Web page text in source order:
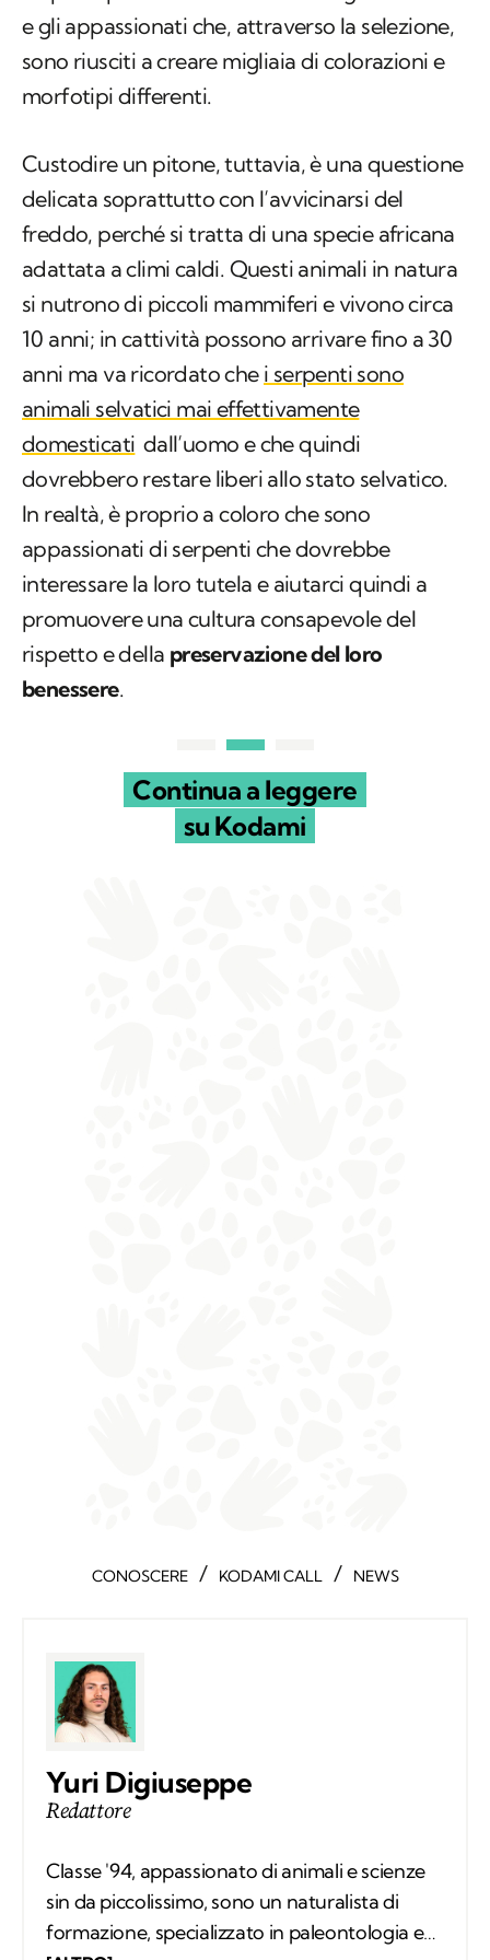
e gli appassionati che, attraverso la selezione,
sono riusciti a creare migliaia di colorazioni e
morfotipi differenti.
Custodire un pitone, tuttavia, è una questione
delicata soprattutto con l’avvicinarsi del
freddo, perché si tratta di una specie africana
adattata a climi caldi. Questi animali in natura
si nutrono di piccoli mammiferi e vivono circa
10 anni; in cattività possono arrivare fino a 30
anni ma va ricordato che i serpenti sono
animali selvatici mai effettivamente
domesticati dall’uomo e che quindi
dovrebbero restare liberi allo stato selvatico.
In realtà, è proprio a coloro che sono
appassionati di serpenti che dovrebbe
interessare la loro tutela e aiutarci quindi a
promuovere una cultura consapevole del
rispetto e della preservazione del loro
benessere.
Continua a leggere
su Kodami
CONOSCERE / KODAMI CALL / NEWS
Yuri Digiuseppe
Redattore
Classe '94, appassionato di animali e scienze
sin da piccolissimo, sono un naturalista di
formazione, specializzato in paleontologia e